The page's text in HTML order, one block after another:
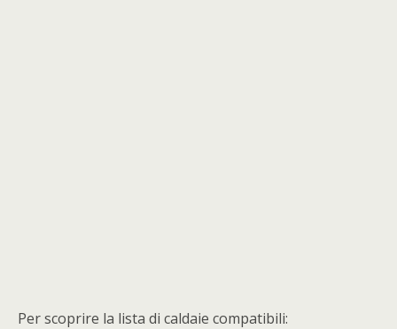
Per scoprire la lista di caldaie compatibili: